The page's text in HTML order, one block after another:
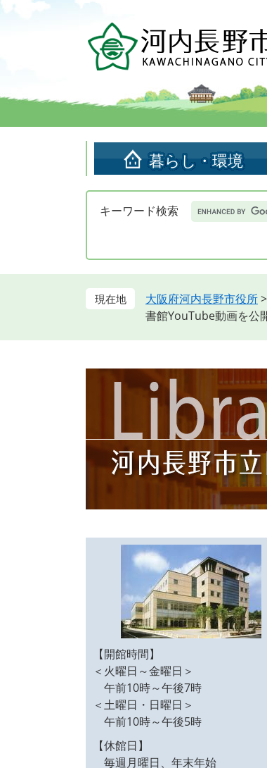
頭
す。
飛
し
暮らし・環境
キーワード検索 Google
カ
検
大阪府河内長野市役所>
書館YouTube動画を公
【開館時間】
＜火曜日～金曜日＞
午前10時～午後7時
＜土曜日・日曜日＞
午前10時～午後5時
【休館日】
毎週月曜日、年末年始